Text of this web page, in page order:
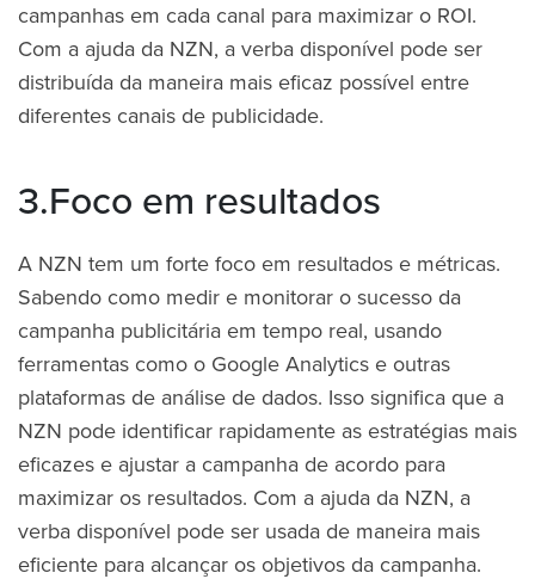
campanhas em cada canal para maximizar o ROI.
Com a ajuda da NZN, a verba disponível pode ser
distribuída da maneira mais eficaz possível entre
diferentes canais de publicidade.
3.Foco em resultados
A NZN tem um forte foco em resultados e métricas.
Sabendo como medir e monitorar o sucesso da
campanha publicitária em tempo real, usando
ferramentas como o Google Analytics e outras
plataformas de análise de dados. Isso significa que a
NZN pode identificar rapidamente as estratégias mais
eficazes e ajustar a campanha de acordo para
maximizar os resultados. Com a ajuda da NZN, a
verba disponível pode ser usada de maneira mais
eficiente para alcançar os objetivos da campanha.